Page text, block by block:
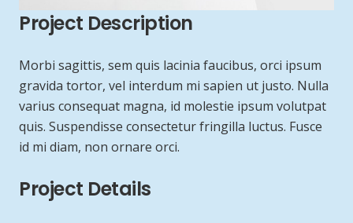
Project Description
Morbi sagittis, sem quis lacinia faucibus, orci ipsum
gravida tortor, vel interdum mi sapien ut justo. Nulla
varius consequat magna, id molestie ipsum volutpat
quis. Suspendisse consectetur fringilla luctus. Fusce
id mi diam, non ornare orci.
Project Details